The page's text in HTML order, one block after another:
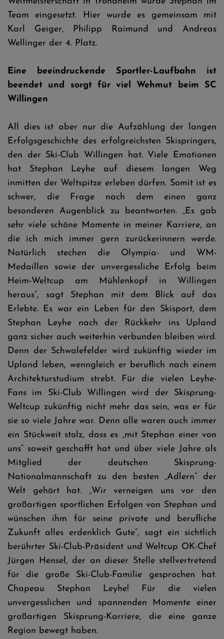
Team eingesetzt. Hier wurde es gemeinsam mit
Karl Geiger, Philipp Raimund und Andreas
Wellinger der 4. Platz.
Eine beeindruckende Sportler-Laufbahn ist
beendet und sorgt für viel Wehmut beim SC
Willingen
All dies ist aber nur die Aufzählung der langen
Erfolgsgeschichte des erfolgreichsten Skispringers,
den der Ski-Club Willingen hat. Viele Emotionen
hat Stephan Leyhe auf diesem langen Weg
inmitten der Weltspitze erleben dürfen. Somit ist es
schwer, die Frage nach dem einen ganz
besonderen Augenblick zu beantworten. „Es gab
sehr viele schöne Momente in meiner Karriere, an
die ich mich immer gern zurückerinnern werde.
Natürlich stechen die Olympia- und WM-
Medaillen sowie der unvergessliche Erfolg beim
Heim-Weltcup am Mühlenkopf in Willingen
heraus“, sagt Stephan mit dem Blick auf das
Erlebte. Es war ein Leben für den Skisport, dem
Stephan Leyhe nach der Rückkehr ins Upland
ganz sicher auch weiterhin verbunden bleiben wird.
Denn der Schwalefelder wird zukünftig wieder im
Upland leben, wenngleich er beruflich nach einem
Architekturstudium strebt. Für die vielen Leyhe-
Fans im Ski-Club Willingen wird der Skisprung-
Weltcup zukünftig nicht mehr das sein, was er für
sie so viele Jahre war. Denn alle waren auch immer
ein Stückweit stolz, dass es „mit Stephan einer von
uns“ soweit geschafft hat und über viele Jahre als
Mitglied der deutschen Skisprung-
Nationalmannschaft zu den besten „Adlern“ der
Welt gehört hat. „Wir verneigen uns vor den
großartigen sportlichen Erfolgen von Stephan und
wünschen ihm für seine private und berufliche
Zukunft alles erdenklich Gute“, sagt ein sichtlich
berührter Ski-Club-Präsident und Weltcup OK-Chef
Jürgen Hensel, der an dieser Stelle stellvertretend
für die große Ski-Club-Familie gesprochen hat.
Chapeau Stephan Leyhe! Für die vielen
unvergesslichen und spannenden Momente einer
großartigen Skisprung-Karriere, die eine ganze
Region bewegt haben.